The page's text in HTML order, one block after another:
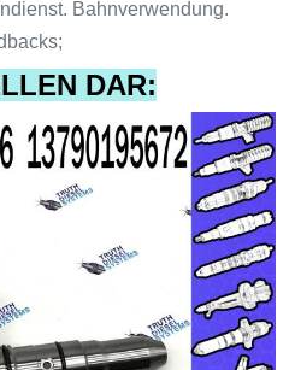
Bahnverwendung.
DAR: